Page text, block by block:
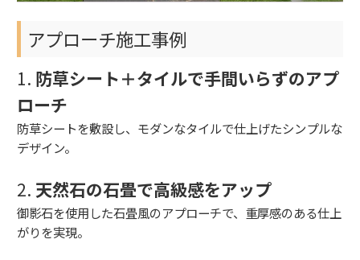
アプローチ施工事例
1. 防草シート＋タイルで手間いらずのアプ
ローチ
防草シートを敷設し、モダンなタイルで仕上げたシンプルな
デザイン。
2. 天然石の石畳で高級感をアップ
御影石を使用した石畳風のアプローチで、重厚感のある仕上
がりを実現。